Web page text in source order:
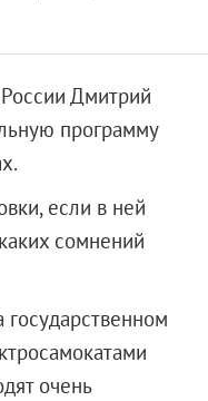
Дмитрий
программу
если в ней
сомнений
очень